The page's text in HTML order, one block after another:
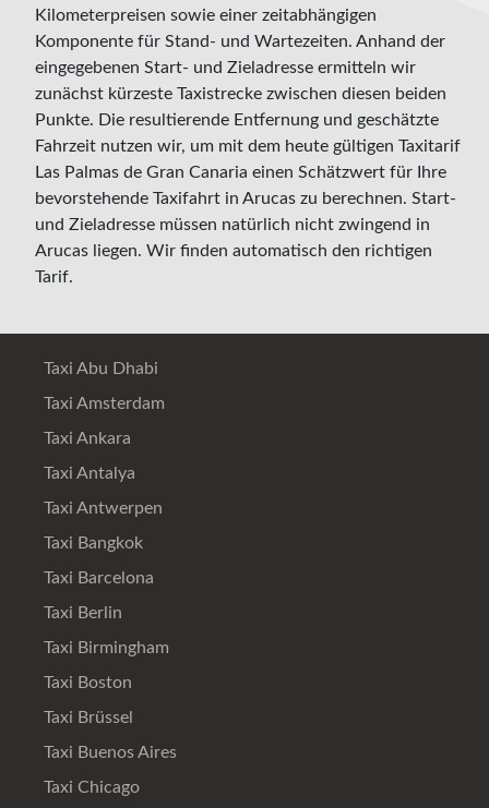
Kilometerpreisen sowie einer zeitabhängigen
Komponente für Stand- und Wartezeiten. Anhand der
eingegebenen Start- und Zieladresse ermitteln wir
zunächst kürzeste Taxistrecke zwischen diesen beiden
Punkte. Die resultierende Entfernung und geschätzte
Fahrzeit nutzen wir, um mit dem heute gültigen Taxitarif
Las Palmas de Gran Canaria einen Schätzwert für Ihre
bevorstehende Taxifahrt in Arucas zu berechnen. Start-
und Zieladresse müssen natürlich nicht zwingend in
Arucas liegen. Wir finden automatisch den richtigen
Tarif.
Taxi Abu Dhabi
Taxi Amsterdam
Taxi Ankara
Taxi Antalya
Taxi Antwerpen
Taxi Bangkok
Taxi Barcelona
Taxi Berlin
Taxi Birmingham
Taxi Boston
Taxi Brüssel
Taxi Buenos Aires
Taxi Chicago